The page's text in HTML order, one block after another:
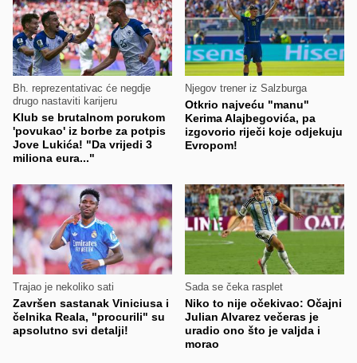
Bh. reprezentativac će negdje
drugo nastaviti karijeru
Klub se brutalnom porukom
'povukao' iz borbe za potpis
Jove Lukića! "Da vrijedi 3
miliona eura..."
Njegov trener iz Salzburga
Otkrio najveću "manu"
Kerima Alajbegovića, pa
izgovorio riječi koje odjekuju
Evropom!
Trajao je nekoliko sati
Završen sastanak Viniciusa i
čelnika Reala, "procurili" su
apsolutno svi detalji!
Sada se čeka rasplet
Niko to nije očekivao: Očajni
Julian Alvarez večeras je
uradio ono što je valjda i
morao